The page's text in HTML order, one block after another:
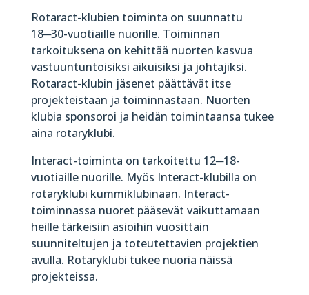
Rotaract-klubien toiminta on suunnattu
18─30-vuotiaille nuorille. Toiminnan
tarkoituksena on kehittää nuorten kasvua
vastuuntuntoisiksi aikuisiksi ja johtajiksi.
Rotaract-klubin jäsenet päättävät itse
projekteistaan ja toiminnastaan. Nuorten
klubia sponsoroi ja heidän toimintaansa tukee
aina rotaryklubi.
Interact-toiminta on tarkoitettu 12─18-
vuotiaille nuorille. Myös Interact-klubilla on
rotaryklubi kummiklubinaan. Interact-
toiminnassa nuoret pääsevät vaikuttamaan
heille tärkeisiin asioihin vuosittain
suunniteltujen ja toteutettavien projektien
avulla. Rotaryklubi tukee nuoria näissä
projekteissa.